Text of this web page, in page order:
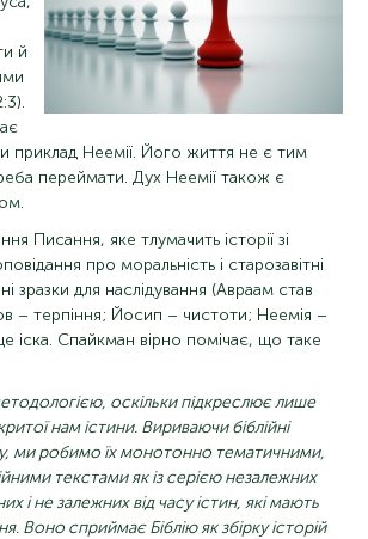
й
приклад Неемії. Його життя не є тим
переймати. Дух Неемії також є
Писання, яке тлумачить історії зі
про моральність і старозавітні
зразки для наслідування (Авраам став
– терпіння; Йосип – чистоти; Неемія –
іска. Спайкман вірно помічає, що таке
оскільки підкреслює лише
нам істини. Вириваючи біблійні
ми робимо їх монотонно тематичними,
текстами як із серією незалежних
і не залежних від часу істин, які мають
Воно сприймає Біблію як збірку історій